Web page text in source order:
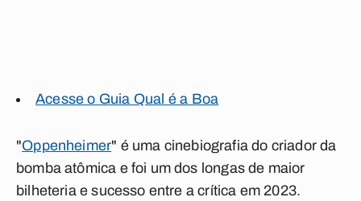
Acesse o Guia Qual é a Boa
"Oppenheimer" é uma cinebiografia do criador da
bomba atômica e foi um dos longas de maior
bilheteria e sucesso entre a crítica em 2023.